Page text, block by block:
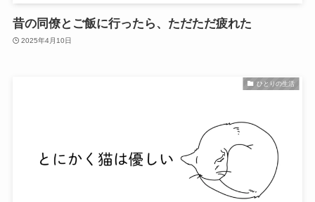
昔の同僚とご飯に行ったら、ただただ疲れた
2025年4月10日
ひとりの生活